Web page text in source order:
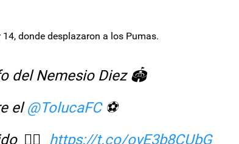
donde desplazaron a los Pumas.
del Nemesio Diez 🏟️
el@TolucaFC⚽️
👉🏻 https://t.co/oyE3b8CUbG